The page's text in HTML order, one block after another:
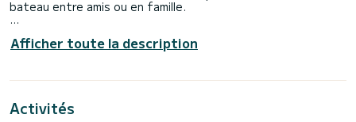
bateau entre amis ou en famille.
capacité de 8 personnes. . D'une longueur totale de 14
mètres, il sera votre compagnon idéal pour passer des
Afficher toute la description
Activités